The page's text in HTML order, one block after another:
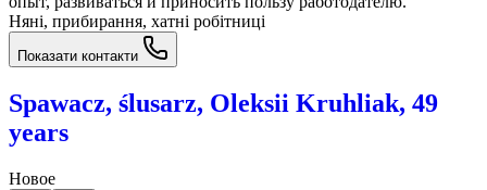
Няні, прибирання, хатні робітниці
Показати контакти
Spawacz, ślusarz, Oleksii Kruhliak, 49
years
Новое